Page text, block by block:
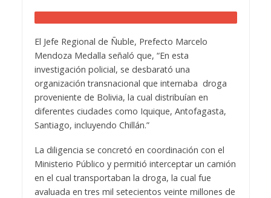
El Jefe Regional de Ñuble, Prefecto Marcelo
Mendoza Medalla señaló que, “En esta
investigación policial, se desbarató una
organización transnacional que internaba droga
proveniente de Bolivia, la cual distribuían en
diferentes ciudades como Iquique, Antofagasta,
Santiago, incluyendo Chillán.”
La diligencia se concretó en coordinación con el
Ministerio Público y permitió interceptar un camión
en el cual transportaban la droga, la cual fue
avaluada en tres mil setecientos veinte millones de